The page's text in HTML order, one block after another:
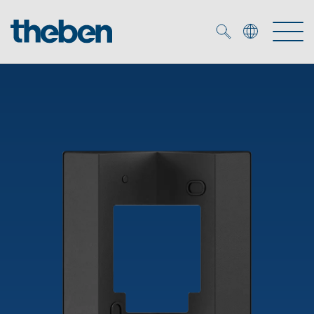
Smart Home
Solutions OEM
Commande d'éclairage DALI-2
Médiathèque